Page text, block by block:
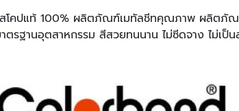
โคปแท้ 100% ผลิตภัณฑ์เมทัลชีทคุณภาพ ผลิตภั
รฐานอุตสาหกรรม สีสวยทนนาน ไม่ซีดจาง ไม่เ